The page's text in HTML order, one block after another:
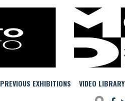
PREVIOUS EXHIBITIONS VIDEO LIBRARY